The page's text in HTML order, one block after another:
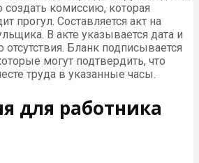
создать комиссию, которая
прогул. Составляется акт на
В акте указывается дата и
отсутствия. Бланк подписывается
могут подтвердить, что
труда в указанные часы.
для работника